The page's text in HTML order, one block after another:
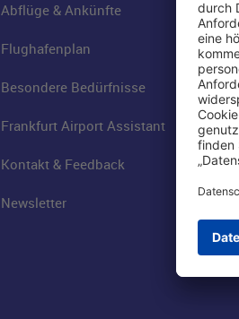
Abflüge & Ankünfte
Flughafenplan
Besondere Bedürfnisse
Frankfurt Airport Assistant
Kontakt & Feedback
Newsletter